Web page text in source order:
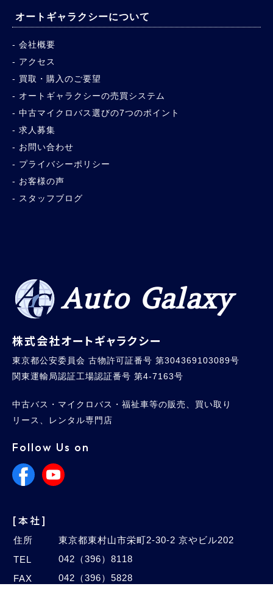
オートギャラクシーについて
会社概要
アクセス
買取・購入のご要望
オートギャラクシーの売買システム
中古マイクロバス選びの7つのポイント
求人募集
お問い合わせ
プライバシーポリシー
お客様の声
スタッフブログ
Auto Galaxy
株式会社オートギャラクシー
東京都公安委員会 古物許可証番号 第304369103089号
関東運輸局認証工場認証番号 第4-7163号
中古バス・マイクロバス・福祉車等の販売、買い取り
リース、レンタル専門店
Follow Us on
[本社]
住所
東京都東村山市栄町2-30-2 京やビル202
TEL
042（396）8118
FAX
042（396）5828